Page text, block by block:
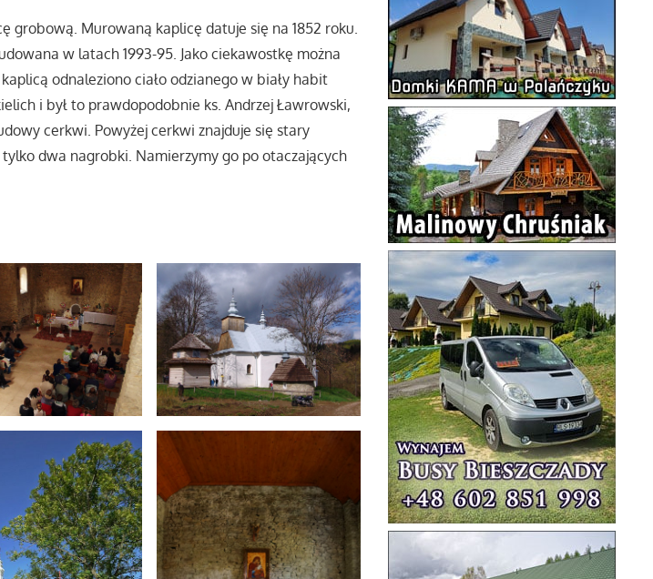
grobową. Murowaną kaplicę datuje się na 1852 roku.
w latach 1993-95. Jako ciekawostkę można
odnaleziono ciało odzianego w biały habit
i był to prawdopodobnie ks. Andrzej Ławrowski,
cerkwi. Powyżej cerkwi znajduje się stary
dwa nagrobki. Namierzymy go po otaczających